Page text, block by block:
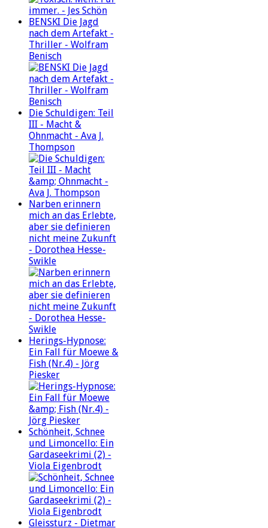
BENSKI Die Jagd
nach dem Artefakt -
Thriller - Wolfram
Benisch
Die Schuldigen: Teil
III - Macht &
Ohnmacht - Ava J.
Thompson
Narben erinnern
mich an das Erlebte,
aber sie definieren
nicht meine Zukunft
- Dorothea Hesse-
Swikle
Herings-Hypnose:
Ein Fall für Moewe &
Fish (Nr.4) - Jörg
Piesker
Schönheit, Schnee
und Limoncello: Ein
Gardaseekrimi (2) -
Viola Eigenbrodt
Gleissturz - Dietmar